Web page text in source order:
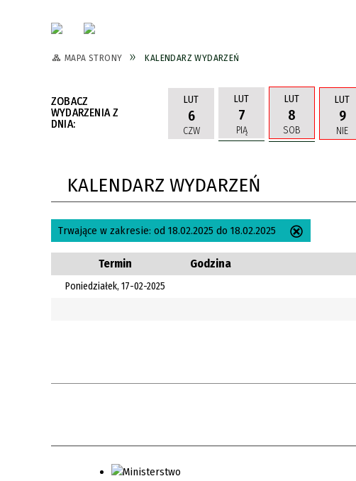
MAPA STRONY KALENDARZ WYDARZEŃ
ZOBACZ
WYDARZENIA Z
DNIA:
LUT
6
CZW
LUT
7
PIĄ
LUT
8
SOB
LUT
9
NIE
KALENDARZ WYDARZEŃ
Trwające w zakresie: od 18.02.2025 do 18.02.2025
ten
Termin Godzina
Poniedziałek, 17-02-2025